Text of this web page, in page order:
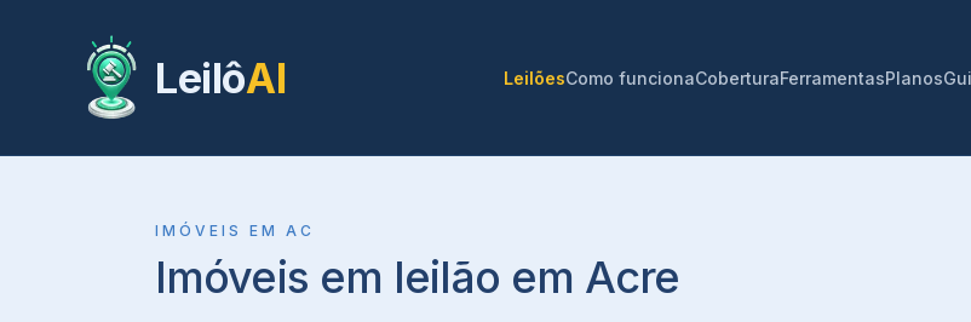
LeilôAI LeilõesComo funcionaCoberturaFerramentasPlanos
IMÓVEIS EM AC
Imóveis em leilão em Acre